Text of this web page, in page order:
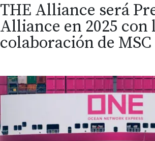
THE Alliance será
Alliance en 2025 con
colaboración de MSC